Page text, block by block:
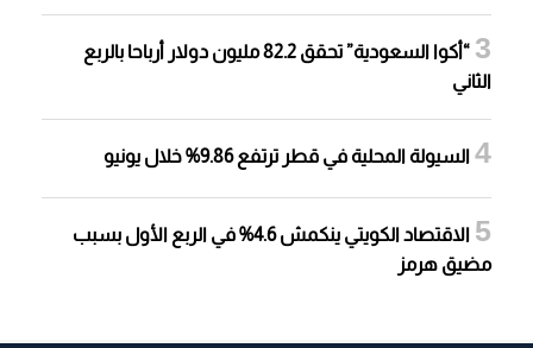
“أكوا السعودية” تحقق 82.2 مليون دولار أرباحا بالربع
الثاني
السيولة المحلية في قطر ترتفع 9.86% خلال يونيو
الاقتصاد الكويتي ينكمش 4.6% في الربع الأول بسبب
مضيق هرمز